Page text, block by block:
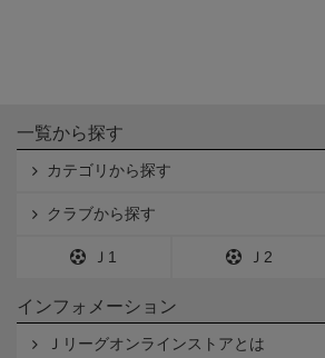
一覧から探す
カテゴリから探す
クラブから探す
Ｊ1 Ｊ2
インフォメーション
Ｊリーグオンラインストアとは